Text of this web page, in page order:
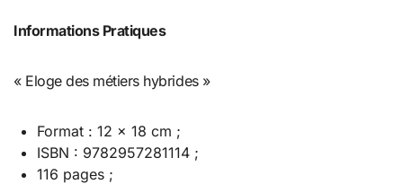
Informations Pratiques
« Eloge des métiers hybrides »
Format : 12 x 18 cm ;
ISBN : 9782957281114 ;
116 pages ;